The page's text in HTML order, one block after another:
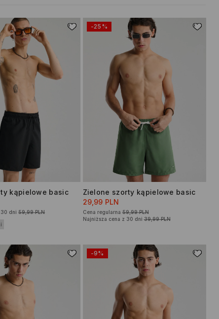
kąpielowe basic
30 dni 59,99 PLN
-25%
Zielone szorty kąpielowe basic
29,99 PLN
Cena regularna 59,99 PLN
Najniższa cena z 30 dni 39,99 PLN
-9%